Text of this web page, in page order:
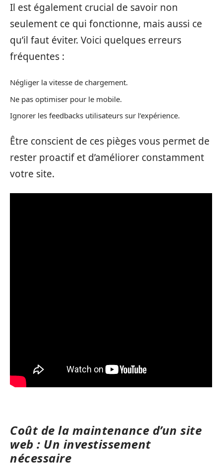
Il est également crucial de savoir non
seulement ce qui fonctionne, mais aussi ce
qu’il faut éviter. Voici quelques erreurs
fréquentes :
Négliger la vitesse de chargement.
Ne pas optimiser pour le mobile.
Ignorer les feedbacks utilisateurs sur l’expérience.
Être conscient de ces pièges vous permet de
rester proactif et d’améliorer constamment
votre site.
Coût de la maintenance d’un site
web : Un investissement
nécessaire